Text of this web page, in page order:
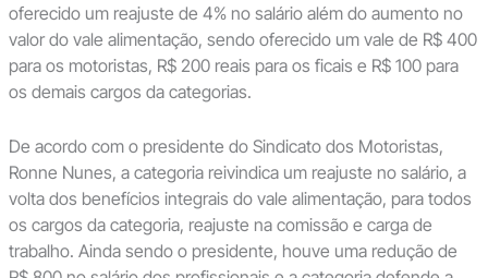
oferecido um reajuste de 4% no salário além do aumento no
valor do vale alimentação, sendo oferecido um vale de R$ 400
para os motoristas, R$ 200 reais para os ficais e R$ 100 para
os demais cargos da categorias.
De acordo com o presidente do Sindicato dos Motoristas,
Ronne Nunes, a categoria reivindica um reajuste no salário, a
volta dos benefícios integrais do vale alimentação, para todos
os cargos da categoria, reajuste na comissão e carga de
trabalho. Ainda sendo o presidente, houve uma redução de